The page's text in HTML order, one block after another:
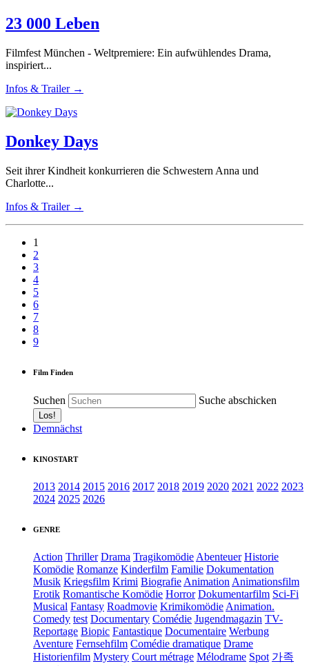
23 000 Leben
Filmfest München - Weltpremiere: Ein aufwühlendes Drama,
inspiriert...
Infos & Trailer →
Donkey Days
Seit ihrer Kindheit konkurrieren die Schwestern Anna und
Charlotte...
Infos & Trailer →
1
2
3
4
5
6
7
8
9
Film Finden
Suchen Suche abschicken
Demnächst
KINOSTART
2013 2014 2015 2016 2017 2018 2019 2020 2021 2022 2023
2024 2025 2026
GENRE
Action Thriller Drama Tragikomödie Abenteuer Historie
Komödie Romanze Kinderfilm Familie Dokumentation
Musik Kriegsfilm Krimi Biografie Animation Animationsfilm
Erotik Romantische Komödie Horror Dokumentarfilm Sci-Fi
Musical Fantasy Roadmovie Krimikomödie Animation.
Comedy test Documentary Comédie Jugendmagazin TV-
Reportage Biopic Fantastique Documentaire Werbung
Aventure Fernsehfilm Comédie dramatique Drame
Historienfilm Mystery Court métrage Mélodrame Spot 가족